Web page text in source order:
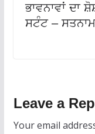
ਭਾਵਨਾਵਾਂ ਦਾ
ਸਟੰਟ –
Leave a
Your email